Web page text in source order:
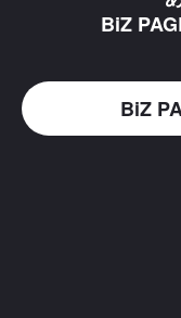
BiZ
BiZ